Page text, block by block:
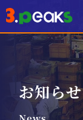
お知らせ